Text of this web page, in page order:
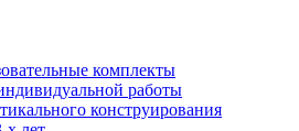
комплекты
работы
конструирования